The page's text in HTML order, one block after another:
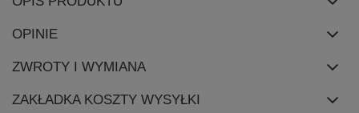
OPINIE
ZWROTY I WYMIANA
ZAKŁADKA KOSZTY WYSYŁKI